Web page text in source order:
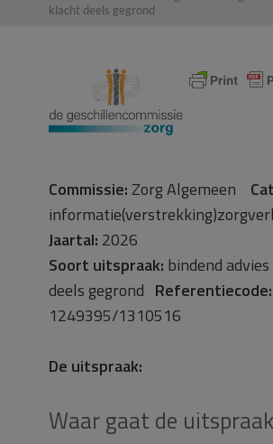
klacht deels gegrond
Commissie:Zorg Algemeen
Jaartal: 2026
Soort uitspraak: bindend advies
deels gegrond Referentiecode:
1249395/1310516
De uitspraak:
Waar gaat de